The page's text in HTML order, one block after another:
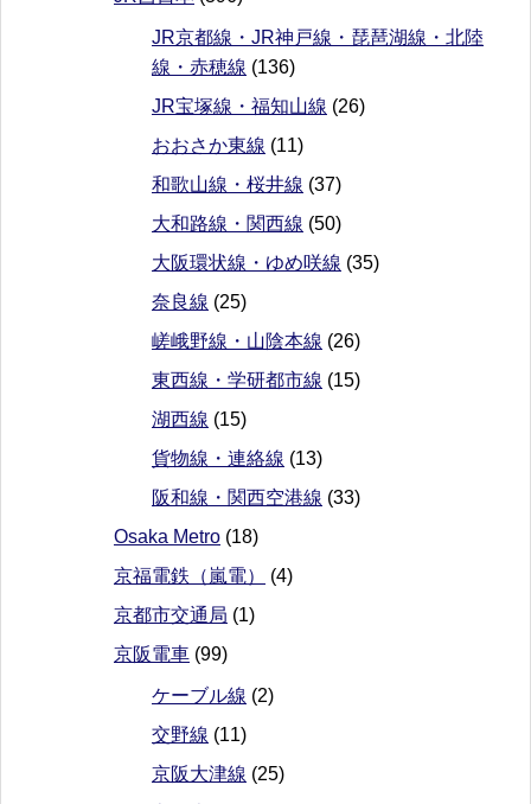
JR京都線・JR神戸線・琵琶湖線・北陸
線・赤穂線 (136)
JR宝塚線・福知山線 (26)
おおさか東線 (11)
和歌山線・桜井線 (37)
大和路線・関西線 (50)
大阪環状線・ゆめ咲線 (35)
奈良線 (25)
嵯峨野線・山陰本線 (26)
東西線・学研都市線 (15)
湖西線 (15)
貨物線・連絡線 (13)
阪和線・関西空港線 (33)
Osaka Metro (18)
京福電鉄（嵐電）
(4)
京都市交通局 (1)
京阪電車 (99)
ケーブル線 (2)
交野線 (11)
京阪大津線 (25)